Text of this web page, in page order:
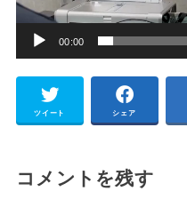
00:00
ツイート シェア
コメントを残す